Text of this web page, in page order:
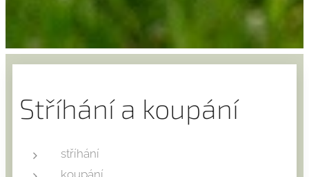
Stříhání a koupání
stříhání
koupání